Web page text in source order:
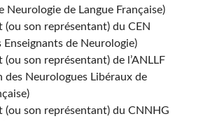
Neurologie de Langue Française)
(ou son représentant) du CEN
Enseignants de Neurologie)
(ou son représentant) de l’ANLLF
des Neurologues Libéraux de
(ou son représentant) du CNNHG